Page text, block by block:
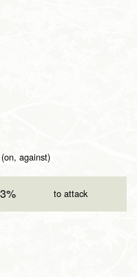
against)
to attack